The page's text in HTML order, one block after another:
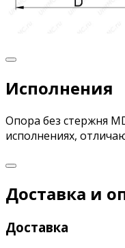
Исполнения
Опора без стержня
исполнениях,
Доставка и
Доставка